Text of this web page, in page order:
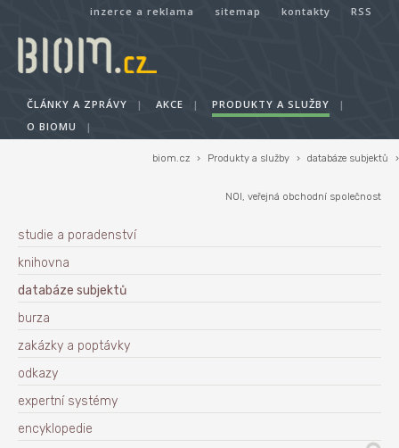
inzerce a reklama sitemap kontakty RSS
ČLÁNKY A ZPRÁVY | AKCE | PRODUKTY A SLUŽBY
|
O BIOMU
|
biom.cz › Produkty a služby › databáze subjektů ›
NOI, veřejná obchodní společnost
studie a poradenství
knihovna
databáze subjektů
burza
zakázky a poptávky
odkazy
expertní systémy
encyklopedie